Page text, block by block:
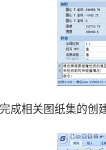
成相关图纸集的创